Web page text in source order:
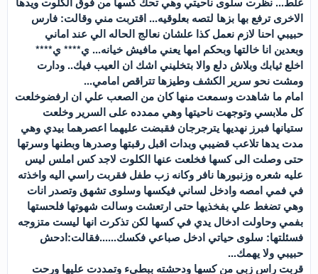
الاخرى ترفع بها بزها لتصه بعلوقيه... اقتربت مني وقالت: فارس
حبيبي احنا لازم نعمل كذا علشان نعالج الحاله الي عند اماني
وبعدين انا خالتها وبحكم امها يعني مافيش خيانه... ي**** ي****
اخلع ثيابك وبلاش دلع والا بتخليني اشك ان العيب فيك.. ودارت
ومشت نحو سرير الكشف وطيزها تتراقص امامي...
امام ما شاهدت وسمعت منها كان من الصعب علي ان ارفضوخلعت
كل ملابسي وتوجهت ناحيتها وهي ممدده على السرير وخلعت
ستيانها فبرز نهديها يترجرجان فقبضت عليهما اعصرهما بيدي وهي
مدت يدها تلاعب قضيبي وبدات اقبل رقبتها وصدرها وبطنها وسرتها
حتى وصلت الى كسها فخلعت عنها الكلوت لاجد كس املس ليس
عليه شعره وزنبورها نافر وكانه زب طفل فقربت راسي اليه واخذته
في فمي امصه وادخل لساني فيكسها وسلوى تشهق وتصدر انات
وهي تضغط علي بفخذيها حتى ارتعشت وسالت شهوتها فلحستها
بفمي وحاولت ادخال يدي في كسها لكن تذكرت انها ليست متزوجه
فسئلتها: سلوى حياتي ادخل صباعي فكسك......فقالت:ادحش
حبيبي ولا يهمك...
قربت راس زبي من كسها ودحشته ببطىء وتمددت عليها ورحت